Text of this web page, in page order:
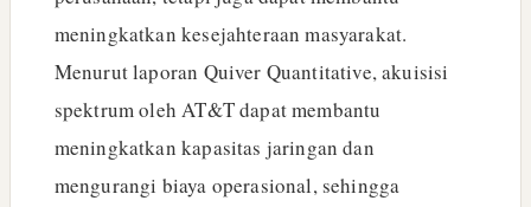
meningkatkan kesejahteraan masyarakat.
Menurut laporan Quiver Quantitative, akuisisi
spektrum oleh AT&T dapat membantu
meningkatkan kapasitas jaringan dan
mengurangi biaya operasional, sehingga